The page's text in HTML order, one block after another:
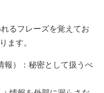
るフレーズを覚えてお
ます。
報）：秘密として扱うべ